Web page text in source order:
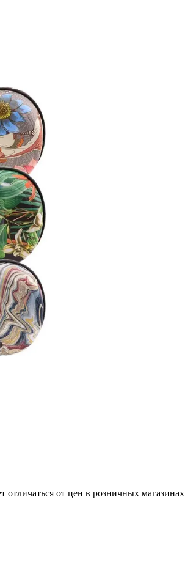
отличаться от цен в розничных магазинах